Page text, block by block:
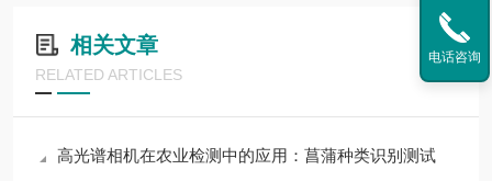
相关文章
RELATED ARTICLES
高光谱相机在农业检测中的应用：菖蒲种类识别测试
电话咨询